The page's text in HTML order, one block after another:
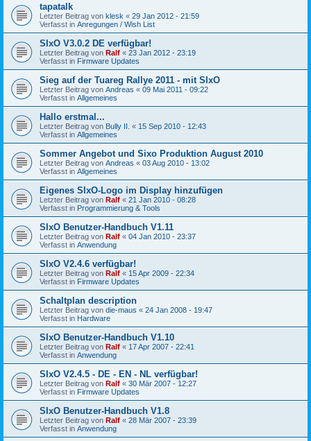
tapatalk
Letzter Beitrag von klesk « 29 Jan 2012 - 21:59
Verfasst in Anregungen / Wish List
SIxO V3.0.2 DE verfügbar!
Letzter Beitrag von Ralf « 23 Jan 2012 - 23:19
Verfasst in Firmware Updates
Sieg auf der Tuareg Rallye 2011 - mit SIxO
Letzter Beitrag von Andreas « 09 Mai 2011 - 09:22
Verfasst in Allgemeines
Hallo erstmal...
Letzter Beitrag von Bully II. « 15 Sep 2010 - 12:43
Verfasst in Allgemeines
Sommer Angebot und Sixo Produktion August 2010
Letzter Beitrag von Andreas « 03 Aug 2010 - 13:02
Verfasst in Allgemeines
Eigenes SIxO-Logo im Display hinzufügen
Letzter Beitrag von Ralf « 21 Jan 2010 - 08:28
Verfasst in Programmierung & Tools
SIxO Benutzer-Handbuch V1.11
Letzter Beitrag von Ralf « 04 Jan 2010 - 23:37
Verfasst in Anwendung
SIxO V2.4.6 verfügbar!
Letzter Beitrag von Ralf « 15 Apr 2009 - 22:34
Verfasst in Firmware Updates
Schaltplan description
Letzter Beitrag von die-maus « 24 Jan 2008 - 19:47
Verfasst in Hardware
SIxO Benutzer-Handbuch V1.10
Letzter Beitrag von Ralf « 17 Apr 2007 - 22:41
Verfasst in Anwendung
SIxO V2.4.5 - DE - EN - NL verfügbar!
Letzter Beitrag von Ralf « 30 Mär 2007 - 12:27
Verfasst in Firmware Updates
SIxO Benutzer-Handbuch V1.8
Letzter Beitrag von Ralf « 28 Mär 2007 - 23:39
Verfasst in Anwendung